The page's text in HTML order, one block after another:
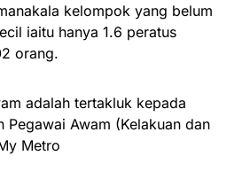
kelompok yang belum
iaitu hanya 1.6 peratus
orang.
adalah tertakluk kepada
Pegawai Awam (Kelakuan dan
Metro